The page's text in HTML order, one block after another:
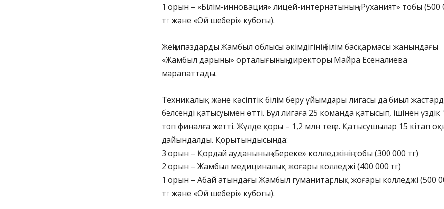
1 орын – «Білім-инновация» лицей-интернатының «Руханият» тобы (500
тг және «Ой шебері» кубогы).
Жеңімпаздарды Жамбыл облысы әкімдігінің білім басқармасы жанындағы
«Жамбыл дарыны» орталығының директоры Майра Есеналиева
марапаттады.
Техникалық және кәсіптік білім беру ұйымдары лигасы да биыл
белсенді қатысуымен өтті. Бұл лигаға 25 команда қатысып, ішінен үздік
топ финалға жетті. Жүлде қоры – 1,2 млн теңге. Қатысушылар 15 кітап
дайындалды. Қорытындысында:
3 орын – Қордай ауданының «Береке» колледжінің тобы (300 000 тг)
2 орын – Жамбыл медициналық жоғары колледжі (400 000 тг)
1 орын – Абай атындағы Жамбыл гуманитарлық жоғары колледжі (500
тг және «Ой шебері» кубогы).